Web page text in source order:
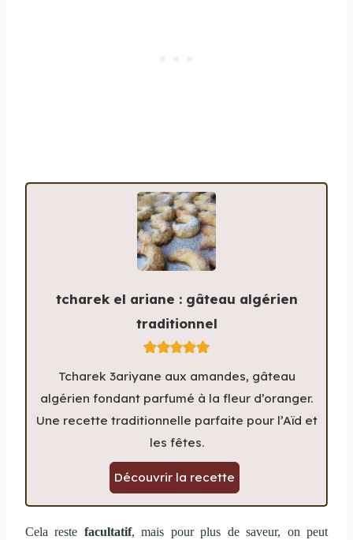
tcharek el ariane : gâteau algérien
traditionnel
Tcharek 3ariyane aux amandes, gâteau
algérien fondant parfumé à la fleur d’oranger.
Une recette traditionnelle parfaite pour l’Aïd et
les fêtes.
Découvrir la recette
Cela reste facultatif, mais pour plus de saveur, on peut